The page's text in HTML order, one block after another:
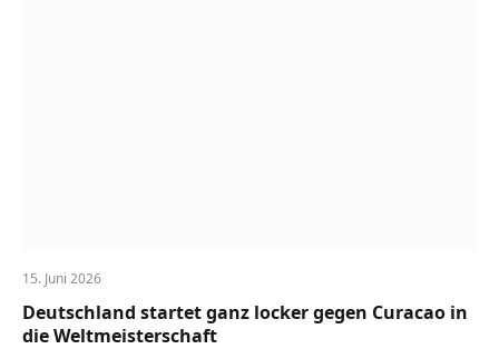
15. Juni 2026
Deutschland startet ganz locker gegen Curacao in
die Weltmeisterschaft